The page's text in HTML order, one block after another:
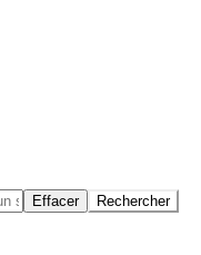
Effacer Rechercher